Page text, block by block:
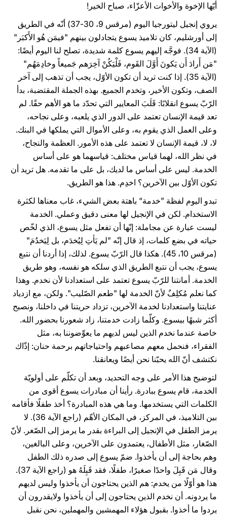
أيّها الإخوة والأخوات الأعزّاء، صباح الخير!
يروي إنجيل ليتورجيا اليوم (مرقس 9، 30-37) أنّه في الطريق
إلى أورشليم، كان تلاميذ يسوع يتجادلون بينهم "فيمَن هُو الأَكبَر"
(الآية 34). فوجَّه إليهم يسوع كلمة شديدة، تصلح لنا اليوم أيضًا:
"مَن أَرادَ أَن يَكونَ أَوَّلَ القَوم، فَلْيَكُنْ آخِرَهم جَميعاً وخادِمَهُم"
(الآية 35). إذا كنت تريد أن تكون الأوّل، يجب أن تذهب إلى آخر
الصف، وتكون الأخير، وتخدم الجميع. بهذه الجملة المقتضبة، بدأ
الرّبّ يسوع انقلابًا: قَلَبَ المعايير التي تحدّد ما هو الأهم حقًا. لم
تعد قيمة الإنسان تعتمد على الدور الذي يلعبه، وعلى نجاحه،
وعلى العمل الذي يقوم به، وعلى الأموال التي يملكها في البنك.
لا، لا، قيمة الإنسان لا تعتمد على هذه الأمور. العظمة والنجاح،
في نظر الله، لهما قياس مختلف: قياسهما هو على أساس
الخدمة. ليس على أساس ما لديك، بل على ما تقدمه. هل تريد أن
تكون الأوّل بين الآخرين؟ اخدِم. هذا هو الطريق.
تبدو اليوم لفظة ”خدمة“ باهتة بعض الشيء، غاب معناها لكثرة
الاستخدام. لكن في الإنجيل لها معنى دقيق وعملي. الخدمة
ليست عبارة عن مجاملة: إنّها أن تفعل مثل يسوع، الذي لخّص
حياته في بضع كلمات، إذ قال إنّه "لم يَأتِ لِيُخدَم، بل لِيَخدُمَ"
(مرقس 10، 45). هكذا قال الرّبّ يسوع. لذلك، إذا أردنا أن نتبع
يسوع، يجب أن نتبع الطريق الذي سلكه هو نفسه، وهو طريق
الخدمة. أمانتنا للرّبّ يسوع تعتمد على استعدادنا لأن نخدم. وهذا
كما نعلم مُكلِفٌ لأنّ الخدمة لها "طعم الصّليب". ولكن، مع ازدياد
عنايتنا واستعدادنا لخدمة الآخرين، تزداد حريتنا في داخلنا، ونصبح
أكثر شبهًا بيسوع. وكلّما زادت خدمتنا، زاد شعورنا بحضور الله.
خاصة عندما نخدم الذين ليس لديهم ما يعوِّضوننا به، مثل
الفقراء، فنحمل معهم مصاعبهم واحتياجاتهم برحمة حنان: إذّاك
نكتشف أنّ الله يحبّنا نحن أيضًا ويعانقنا.
لتوضيح هذا الأمر على وجه التحديد، وبعد أن تكلّم على أولويّة
الخدمة، قام يسوع ببادرة. رأينا أن مبادرات يسوع أقوى من
الكلمات التي يستخدمها. وما هي هذه المبادرة؟ أخذ طفلًا فأقامه
بين التلاميذ، في المركز، في المكان الأهّم (راجع الآية 36). لا
يرمز الطفل في الإنجيل إلى البراءة بقدر ما يرمز إلى الصّغر. لأنّ
الصّغار، مثل الأطفال، يعتمدون على الآخرين، وعلى البالغين،
وهم بحاجة إلى أن يأخذوا. ضمّ يسوع إلى صدره ذلك الطفل
وقال مَن قَبِلَ واحدًا صغيرًا، طفلًا، فقد قَبِلَهُ هو (راجع الآية 37).
هذا هو أوّلًا من يخدم: هم الذين يحتاجون أن يأخذوا وليس لديهم
ما يردونه. أن نخدم الذين يحتاجون إلى أن يأخذوا ولايقدرون أن
يردوا ما أخذوا. بقبول هؤلاء المهمشين والمهملين، نحن نقبل